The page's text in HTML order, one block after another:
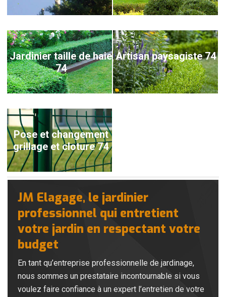
Jardinier taille de haie
74
Artisan paysagiste 74
Pose et changement
grillage et cloture 74
JM Elagage, le jardinier
professionnel qui entretient
votre jardin en respectant votre
budget
En tant qu’entreprise professionnelle de jardinage,
nous sommes un prestataire incontournable si vous
voulez faire confiance à un expert l’entretien de votre